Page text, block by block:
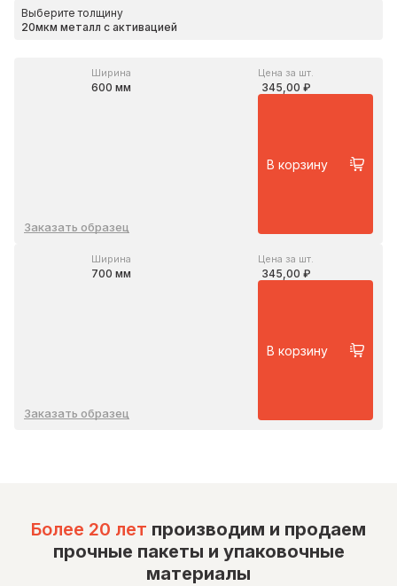
Выберите толщину
Ширина
600 мм
Цена за шт.
345,00 ₽
Заказать образец
В корзину
Ширина
700 мм
Цена за шт.
345,00 ₽
Заказать образец
В корзину
Более 20 лет производим и продаем
прочные пакеты и упаковочные
материалы